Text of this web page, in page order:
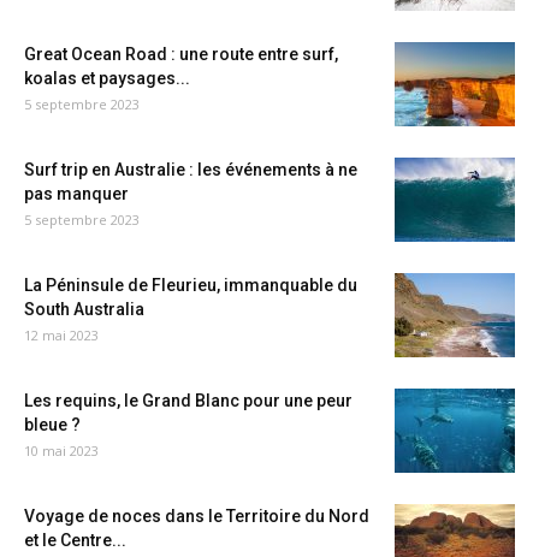
Great Ocean Road : une route entre surf,
koalas et paysages...
5 septembre 2023
Surf trip en Australie : les événements à ne
pas manquer
5 septembre 2023
La Péninsule de Fleurieu, immanquable du
South Australia
12 mai 2023
Les requins, le Grand Blanc pour une peur
bleue ?
10 mai 2023
Voyage de noces dans le Territoire du Nord
et le Centre...